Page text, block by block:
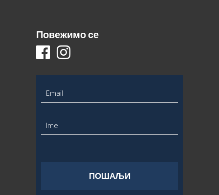
Повежимо се